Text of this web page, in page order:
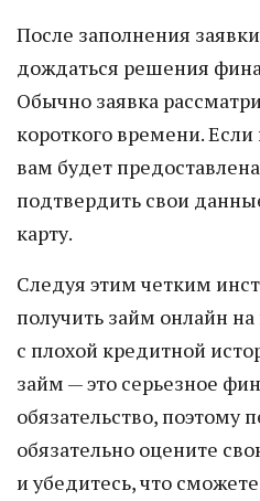
После заполнения
дождаться решения
Обычно заявка
короткого времени.
вам будет
подтвердить свои
карту.
Следуя этим четким
получить займ онлайн на
с плохой кредитной
займ — это серьезное
обязательство,
обязательно оцените
и убедитесь, что